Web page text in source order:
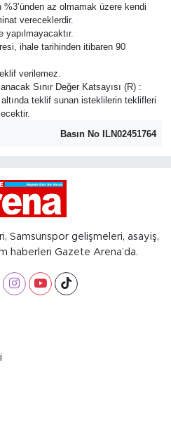
az olmamak üzere kendi
vereceklerdir.
ihale tarihinden itibaren 90
verilemez.
Sınır Değer Katsayısı (R) :
teklif sunan isteklilerin teklifleri
Basın No ILN02451764
Samsunspor gelişmeleri, asayiş,
haberleri Gazete Arena’da.